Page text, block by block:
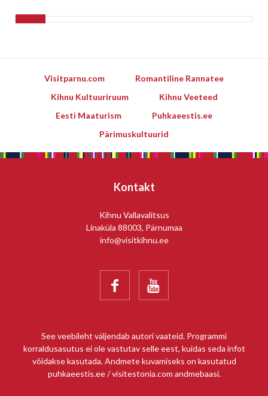
Visitparnu.com
Romantiline Rannatee
Kihnu Kultuuriruum
Kihnu Veeteed
Eesti Maaturism
Puhkaeestis.ee
Pärimuskultuurid
Kontakt
Kihnu Vallavalitsus
Linaküla 88003, Pärnumaa
info@visitkihnu.ee
 
See veebileht väljendab autori vaateid. Programmi
korraldusasutus ei ole vastutav selle eest, kuidas seda infot
võidakse kasutada. Andmete kuvamiseks on kasutatud
puhkaeestis.ee / visitestonia.com andmebaasi.